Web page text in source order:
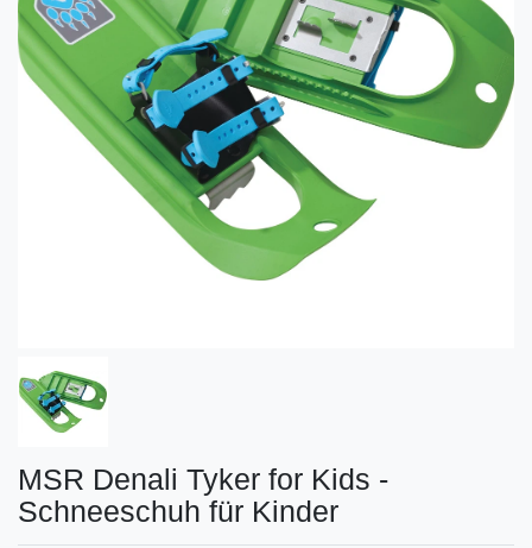
MSR Denali Tyker for Kids -
Schneeschuh für Kinder